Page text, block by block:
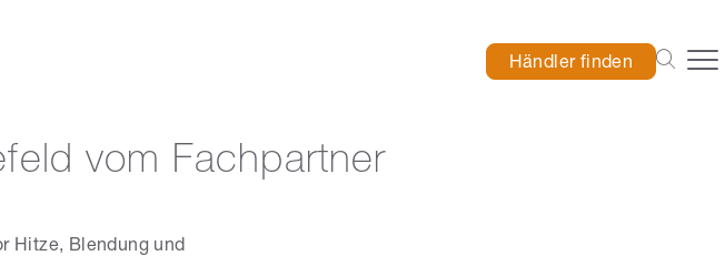
Händler finden
vom Fachpartner
Hitze, Blendung und